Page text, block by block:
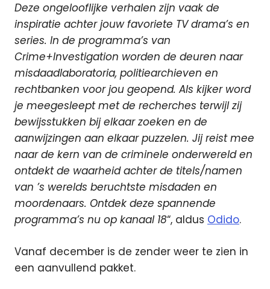
Deze ongelooflijke verhalen zijn vaak de
inspiratie achter jouw favoriete TV drama’s en
series. In de programma’s van
Crime+Investigation worden de deuren naar
misdaadlaboratoria, politiearchieven en
rechtbanken voor jou geopend. Als kijker word
je meegesleept met de recherches terwijl zij
bewijsstukken bij elkaar zoeken en de
aanwijzingen aan elkaar puzzelen. Jij reist mee
naar de kern van de criminele onderwereld en
ontdekt de waarheid achter de titels/namen
van ’s werelds beruchtste misdaden en
moordenaars. Ontdek deze spannende
programma’s nu op kanaal 18“, aldus Odido.
Vanaf december is de zender weer te zien in
een aanvullend pakket.